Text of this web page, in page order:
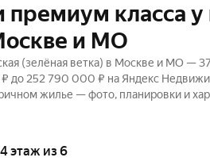
премиум класса
и МО
(зелёная ветка) в Москве и МО —
до 252 790 000 ₽ на Яндекс
жилье — фото, планировки и
4 этаж из 6